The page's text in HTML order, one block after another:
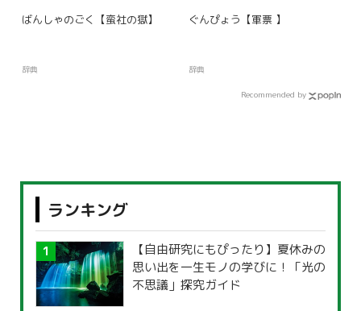
ばんしゃのごく【蛮社の獄】
辞典
ぐんぴょう【軍票 】
辞典
Recommended by
ランキング
【自由研究にもぴったり】夏休みの
思い出を一生モノの学びに！「光の
不思議」探究ガイド